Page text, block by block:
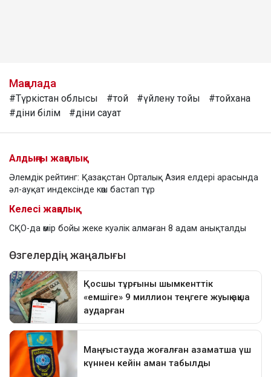
Мақалада
#Түркістан облысы #той #үйлену тойы
#тойхана
#діни білім
#діни сауат
Алдыңғы жаңалық
Әлемдік рейтинг: Қазақстан Орталық Азия елдері арасында
әл-ауқат индексінде көш бастап тұр
Келесі жаңалық
СҚО-да өмір бойы жеке куәлік алмаған 8 адам анықталды